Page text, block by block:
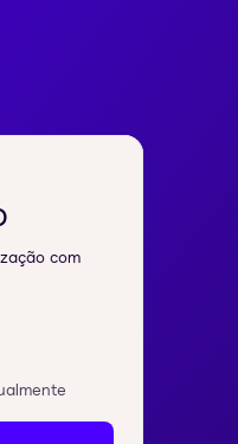
com